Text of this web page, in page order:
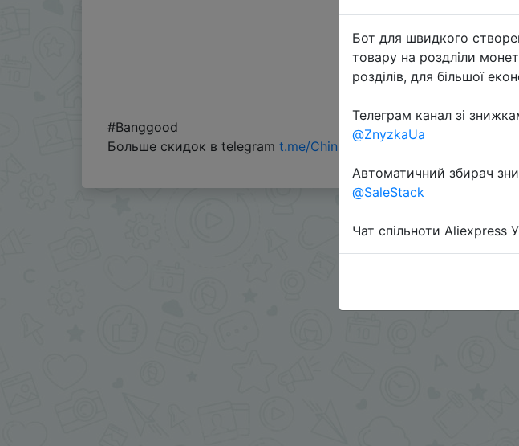
#Banggood
Больше скидок в telegram t.me/ChinaGoodBuy
Бот для швидкого
товару на роздліли
розділів, для більшої
Телеграм канал зі
@ZnyzkaUa
Автоматичний збирач
@SaleStack
Чат спільноти Aliexpress